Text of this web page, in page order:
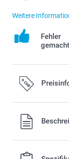
Weitere
Fehler
Alle Preise
MwSt. und zzgl.